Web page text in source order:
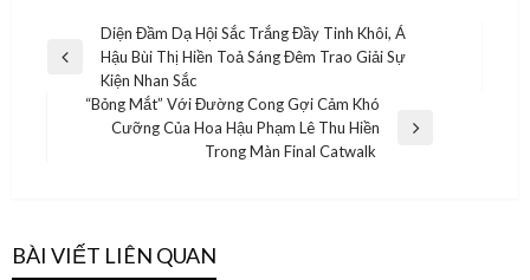
hướng
Previous
Diện Đầm Dạ Hội Sắc Trắng Đầy Tinh Khôi, Á
Hậu Bùi Thị Hiền Toả Sáng Đêm Trao Giải Sự
Kiện Nhan Sắc
“Bỏng Mắt” Với Đường Cong Gợi Cảm Khó
Cưỡng Của Hoa Hậu Phạm Lê Thu Hiền
Trong Màn Final Catwalk
BÀI VIẾT LIÊN QUAN